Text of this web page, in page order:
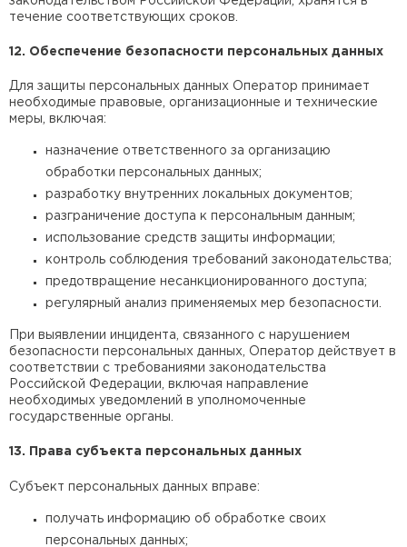
течение соответствующих сроков.
12. Обеспечение безопасности персональных данных
Для защиты персональных данных Оператор принимает
необходимые правовые, организационные и технические
меры, включая:
назначение ответственного за организацию
обработки персональных данных;
разработку внутренних локальных документов;
разграничение доступа к персональным данным;
использование средств защиты информации;
контроль соблюдения требований законодательства;
предотвращение несанкционированного доступа;
регулярный анализ применяемых мер безопасности.
При выявлении инцидента, связанного с нарушением
безопасности персональных данных, Оператор действует в
соответствии с требованиями законодательства
Российской Федерации, включая направление
необходимых уведомлений в уполномоченные
государственные органы.
13. Права субъекта персональных данных
Субъект персональных данных вправе:
получать информацию об обработке своих
персональных данных;